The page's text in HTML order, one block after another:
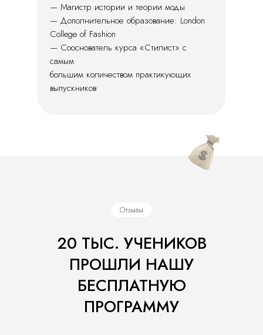
— Магистр истории и теории моды
— Дополнительное образование: London
College of Fashion
— Сооснователь курса «Стилист» с
самым
большим количеством практикующих
выпускников
20 ТЫС. УЧЕНИКОВ
ПРОШЛИ НАШУ
БЕСПЛАТНУЮ
ПРОГРАММУ
Иду на вебинар
РЕГИСТРИРУЙСЯ НА
Принципы разумного гардероба +
11:00 мск
7 июня